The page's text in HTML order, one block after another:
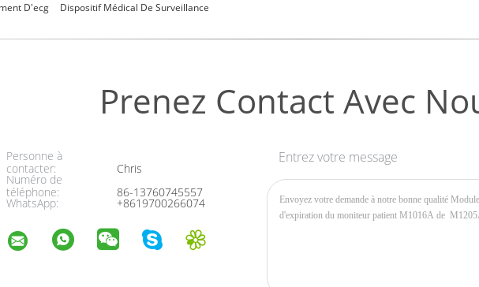
D'ecg Dispositif Médical De Surveillance
Prenez Contact Avec
Personne à
contacter:
Chris
Numéro de
téléphone:
86-13760745557
WhatsApp: +8619700266074
Entrez votre message